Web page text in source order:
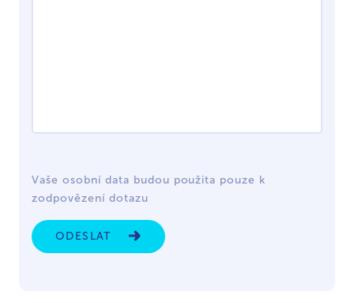
Vaše osobní data budou použita pouze k
zodpovězení dotazu
ODESLAT